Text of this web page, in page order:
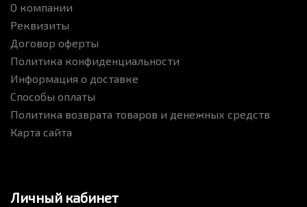
О компании
Реквизиты
Договор оферты
Политика конфиденциальности
Информация о доставке
Способы оплаты
Политика возврата товаров и денежных средств
Карта сайта
Личный кабинет